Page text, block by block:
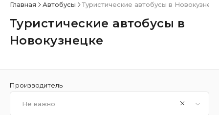
Главная Автобусы Туристические автобусы в
Туристические автобусы в
Новокузнецке
Производитель
Не важно